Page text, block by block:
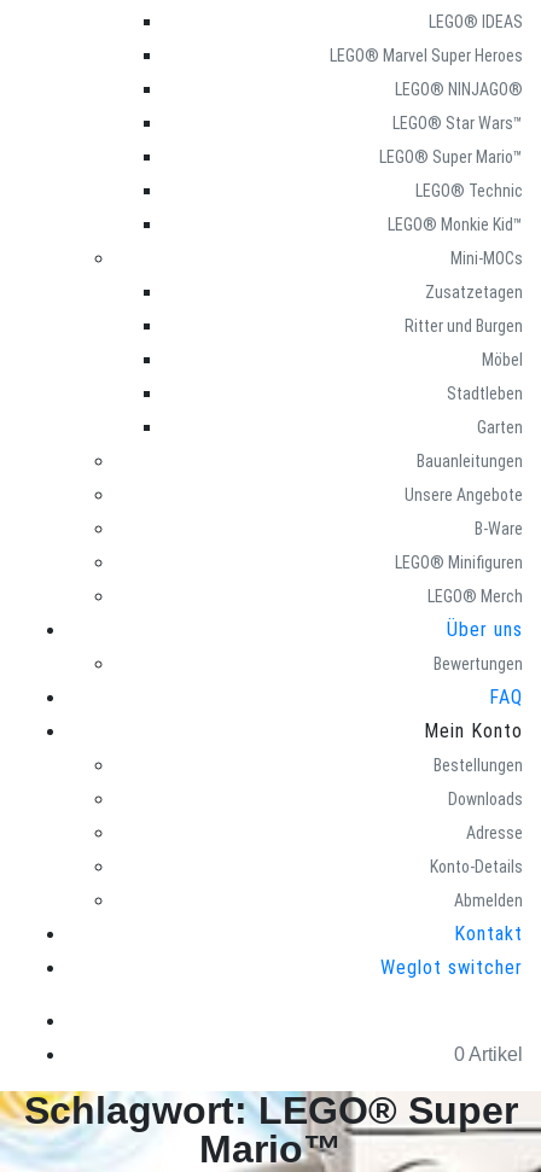
LEGO® IDEAS
LEGO® Marvel Super Heroes
LEGO® NINJAGO®
LEGO® Star Wars™
LEGO® Super Mario™
LEGO® Technic
LEGO® Monkie Kid™
Mini-MOCs
Zusatzetagen
Ritter und Burgen
Möbel
Stadtleben
Garten
Bauanleitungen
Unsere Angebote
B-Ware
LEGO® Minifiguren
LEGO® Merch
Über uns
Bewertungen
FAQ
Mein Konto
Bestellungen
Downloads
Adresse
Konto-Details
Abmelden
Kontakt
Weglot switcher
0 Artikel
Schlagwort:LEGO® Super
Mario™